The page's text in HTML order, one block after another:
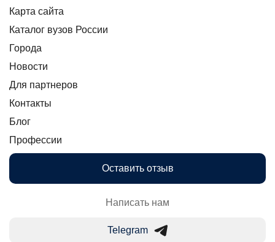
Карта сайта
Каталог вузов России
Города
Новости
Для партнеров
Контакты
Блог
Профессии
Оставить отзыв
Написать нам
Telegram